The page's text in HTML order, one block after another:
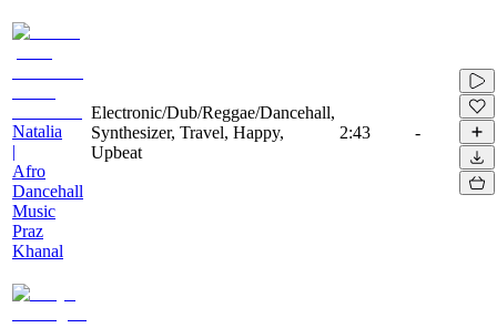
Natalia
|
Afro
Dancehall
Music
Praz
Khanal
Electronic/Dub/Reggae/Dancehall,
Synthesizer, Travel, Happy,
Upbeat
2:43 -